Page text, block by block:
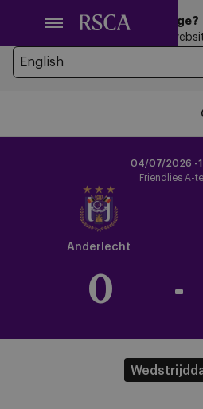
hoofdinhoud
Looking for another Language?
You’re currently browsing the
04/07/2026 -
Friendlies A-
Anderlecht
0 -